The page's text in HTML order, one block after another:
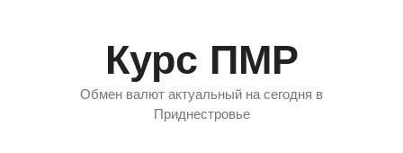
Курс ПМР
Обмен валют актуальный на сегодня в
Приднестровье